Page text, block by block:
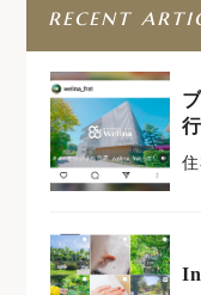
recent